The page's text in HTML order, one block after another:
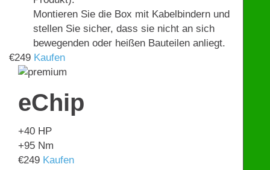
Montieren Sie die Box mit Kabelbindern und
stellen Sie sicher, dass sie nicht an sich
bewegenden oder heißen Bauteilen anliegt.
€249 Kaufen
eChip
+40 HP
+95 Nm
€249 Kaufen